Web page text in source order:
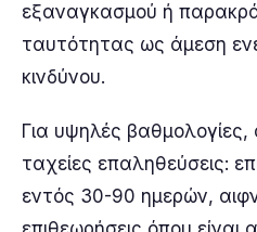
εξαναγκασμού ή
ταυτότητας ως άμεση
κινδύνου.
Για υψηλές
ταχείες επαληθεύσεις:
εντός 30-90 ημερών,